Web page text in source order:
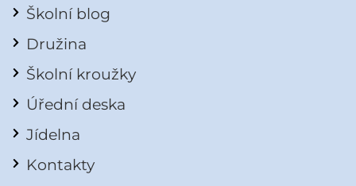
Školní blog
Družina
Školní kroužky
Úřední deska
Jídelna
Kontakty